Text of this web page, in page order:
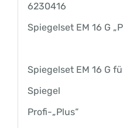
6230416
Spiegelset EM 16 G
Spiegelset EM 16 G
Spiegel
Profi-„Plus“